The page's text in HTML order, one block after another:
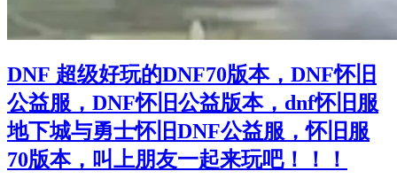
DNF 超级好玩的DNF70版本，DNF怀旧
公益服，DNF怀旧公益版本，dnf怀旧服
地下城与勇士怀旧DNF公益服，怀旧服
70版本，叫上朋友一起来玩吧！！！